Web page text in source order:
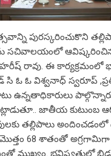
పురస్కరించుకొని
సచివాలయంలో ఆవిష్కరించిన
రావు. ఈ
ఓ ఓ విశ్వనాధ్ స్వరూప్
ఉన్నతాధికారులు
జాతీయ కుటుంబ
తల్లిపాలు అందించడంలో
68 శాతంతో అగ్రగామిగా
ముఖ్యం. భవిష్యత్తులో